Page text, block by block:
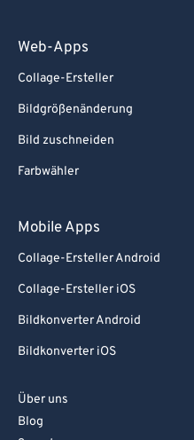
Web-Apps
Collage-Ersteller
Bildgrößenänderung
Bild zuschneiden
Farbwähler
Mobile Apps
Collage-Ersteller Android
Collage-Ersteller iOS
Bildkonverter Android
Bildkonverter iOS
Über uns
Blog